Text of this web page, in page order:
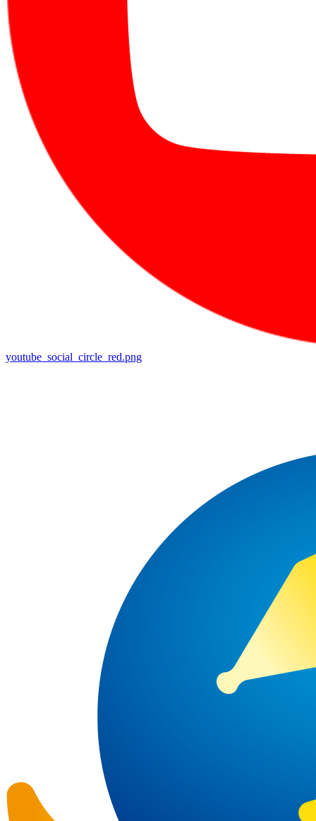
youtube_social_circle_red.png